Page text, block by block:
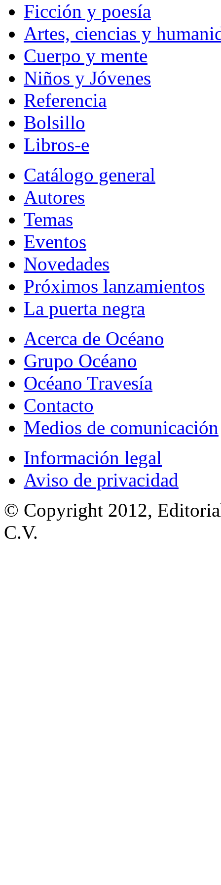
Ficción y poesía
Artes, ciencias y
Cuerpo y mente
Niños y Jóvenes
Referencia
Bolsillo
Libros-e
Catálogo general
Autores
Temas
Eventos
Novedades
Próximos lanzamientos
La puerta negra
Acerca de Océano
Grupo Océano
Océano Travesía
Contacto
Medios de comunicación
Información legal
Aviso de privacidad
© Copyright 2012,
C.V.